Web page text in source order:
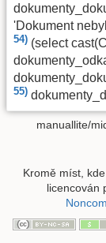
'Dokument
54) (select
55)
manuallite/
Kromě míst,
licencován